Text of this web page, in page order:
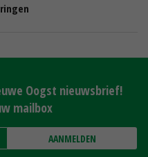
Oogst nieuwsbrief!
mailbox
AANMELDEN